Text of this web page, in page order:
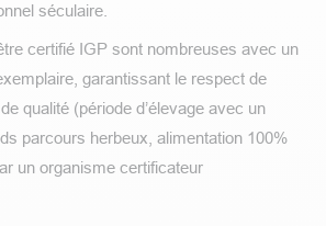
séculaire.
certifié IGP sont nombreuses avec un
garantissant le respect de
qualité (période d’élevage avec un
parcours herbeux, alimentation 100%
un organisme certificateur